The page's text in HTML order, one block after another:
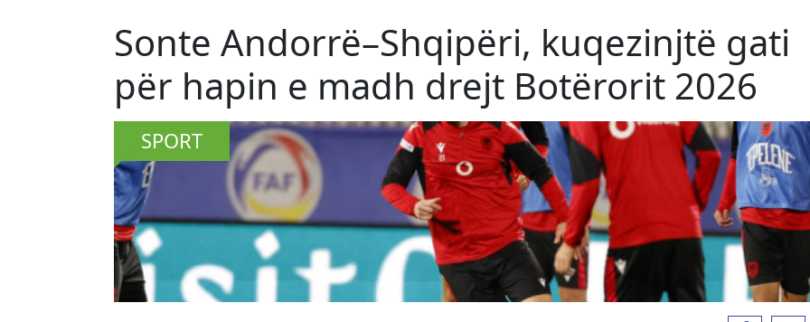
​Sonte Andorrë–Shqipëri, kuqezinjtë gati
për hapin e madh drejt Botërorit 2026
SPORT